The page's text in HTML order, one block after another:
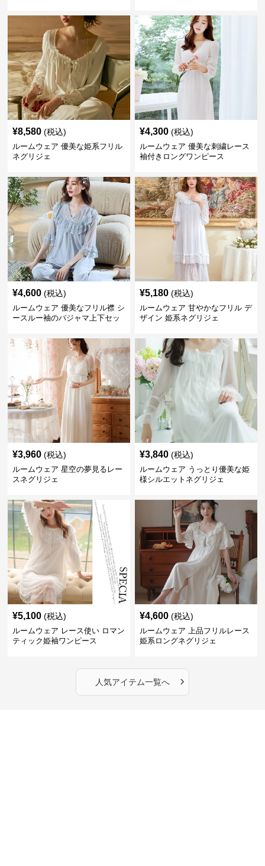
¥8,580 (税込)
ルームウェア 優美な姫系フリル
ネグリジェ
¥4,300 (税込)
ルームウェア 優美な刺繍レース
袖付きロングワンピース
¥4,600 (税込)
ルームウェア 優美なフリル襟 シ
ースルー袖のパジャマ上下セッ
¥5,180 (税込)
ルームウェア 甘やかなフリル デ
ザイン 姫系ネグリジェ
¥3,960 (税込)
ルームウェア 星空の夢見るレー
スネグリジェ
¥3,840 (税込)
ルームウェア うっとり優美な姫
様シルエットネグリジェ
¥5,100 (税込)
ルームウェア レース使い ロマン
ティック姫袖ワンピース
¥4,600 (税込)
ルームウェア 上品フリルレース
姫系ロングネグリジェ
人気アイテム一覧へ ›